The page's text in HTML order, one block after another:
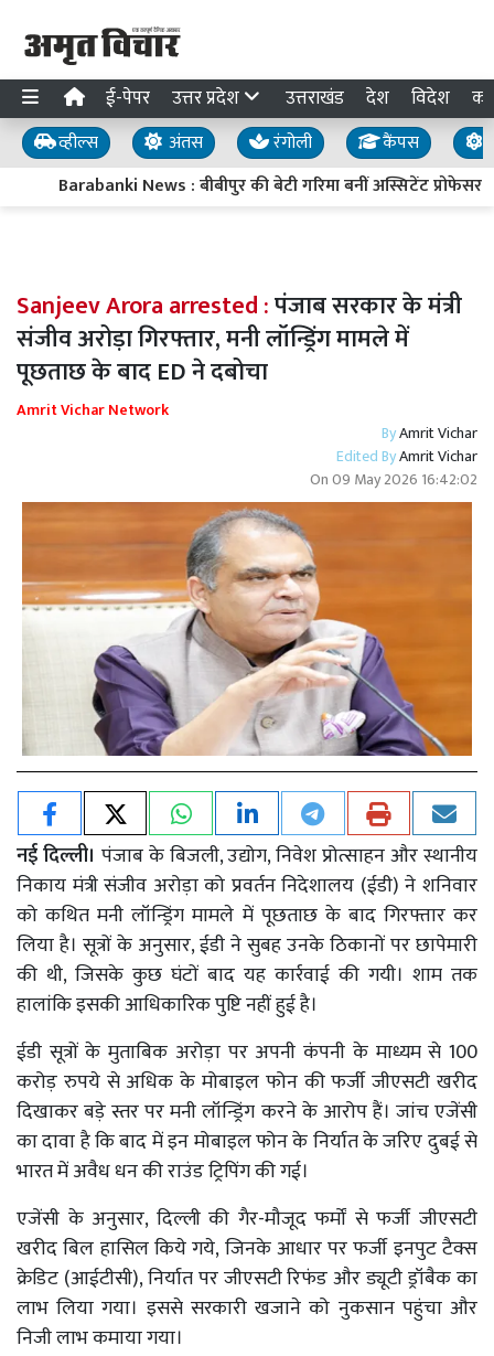
ई-पेपर उत्तर प्रदेश उत्तराखंड देश विदेश
व्हील्स अंतस रंगोली कैंपस
Barabanki News : बीबीपुर की बेटी गरिमा बनीं अस्सिटेंट
Sanjeev Arora arrested :पंजाब सरकार के मंत्री
संजीव अरोड़ा गिरफ्तार, मनी लॉन्ड्रिंग मामले में
पूछताछ के बाद ED ने दबोचा
Amrit Vichar Network
ByAmrit Vichar
Edited ByAmrit Vichar
On09 May 2026 16:42:02
नई दिल्ली। पंजाब के बिजली, उद्योग, निवेश प्रोत्साहन और स्थानीय
निकाय मंत्री संजीव अरोड़ा को प्रवर्तन निदेशालय (ईडी) ने शनिवार
को कथित मनी लॉन्ड्रिंग मामले में पूछताछ के बाद गिरफ्तार कर
लिया है। सूत्रों के अनुसार, ईडी ने सुबह उनके ठिकानों पर छापेमारी
की थी, जिसके कुछ घंटों बाद यह कार्रवाई की गयी। शाम तक
हालांकि इसकी आधिकारिक पुष्टि नहीं हुई है।
ईडी सूत्रों के मुताबिक अरोड़ा पर अपनी कंपनी के माध्यम से 100
करोड़ रुपये से अधिक के मोबाइल फोन की फर्जी जीएसटी खरीद
दिखाकर बड़े स्तर पर मनी लॉन्ड्रिंग करने के आरोप हैं। जांच एजेंसी
का दावा है कि बाद में इन मोबाइल फोन के निर्यात के जरिए दुबई से
भारत में अवैध धन की राउंड ट्रिपिंग की गई।
एजेंसी के अनुसार, दिल्ली की गैर-मौजूद फर्मों से फर्जी जीएसटी
खरीद बिल हासिल किये गये, जिनके आधार पर फर्जी इनपुट टैक्स
क्रेडिट (आईटीसी), निर्यात पर जीएसटी रिफंड और ड्यूटी ड्रॉबैक का
लाभ लिया गया। इससे सरकारी खजाने को नुकसान पहुंचा और
निजी लाभ कमाया गया।